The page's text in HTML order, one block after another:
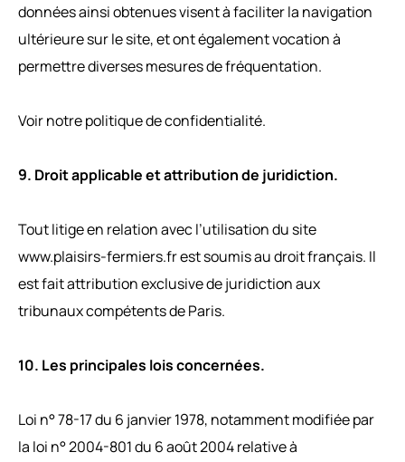
données ainsi obtenues visent à faciliter la navigation
ultérieure sur le site, et ont également vocation à
permettre diverses mesures de fréquentation.
Voir notre politique de confidentialité.
9. Droit applicable et attribution de juridiction.
Tout litige en relation avec l’utilisation du site
www.plaisirs-fermiers.fr est soumis au droit français. Il
est fait attribution exclusive de juridiction aux
tribunaux compétents de Paris.
10. Les principales lois concernées.
Loi n° 78-17 du 6 janvier 1978, notamment modifiée par
la loi n° 2004-801 du 6 août 2004 relative à